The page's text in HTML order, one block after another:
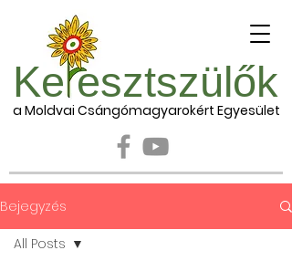
Ke esztszülők
a Moldvai Csángómagyarokért Egyesület
Bejegyzés
All Posts